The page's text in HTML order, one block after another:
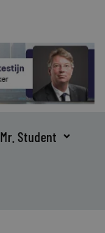
Mr. Student